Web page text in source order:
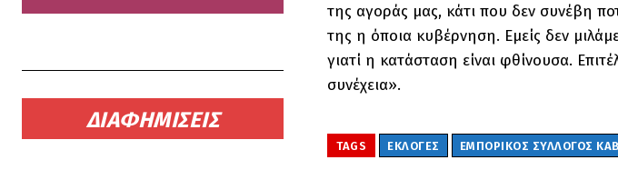
ΔΙΑΦΗΜΙΣΕΙΣ
της αγοράς μας, κάτι που δεν συνέβη
της η όποια κυβέρνηση. Εμείς δεν
γιατί η κατάσταση είναι φθίνουσα.
συνέχεια».
TAGS ΕΚΛΟΓΕΣ ΕΜΠΟΡΙΚΟΣ ΣΥΛΛΟΓΟΣ